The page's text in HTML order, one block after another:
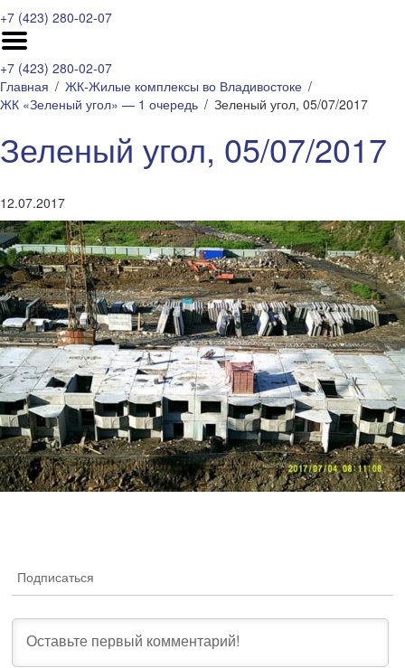
+7 (423) 280-02-07
+7 (423) 280-02-07
Главная
ЖК-Жилые комплексы во Владивостоке
ЖК «Зеленый угол» — 1 очередь
Зеленый угол, 05/07/2017
Зеленый угол, 05/07/2017
12.07.2017
Подписаться